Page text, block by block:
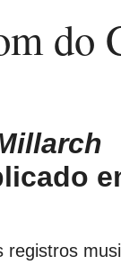
do